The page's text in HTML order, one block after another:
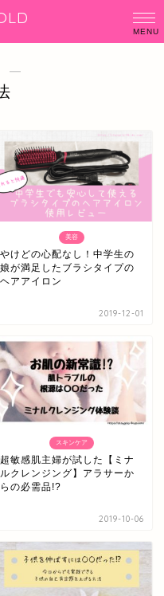
―
美容
やけどの心配なし！中学生の
娘が満足したブラシタイプの
ヘアアイロン
2019-12-01
スキンケア
超敏感肌主婦が試した【ミナ
ルクレンジング】アラサーか
らの必需品!?
2019-10-06